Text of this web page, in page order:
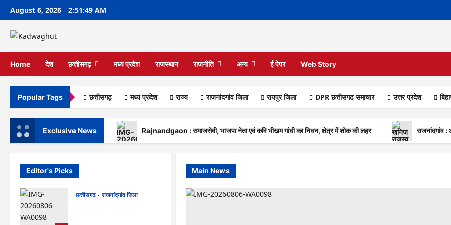
Skip
content
August 6, 2026 2:51:50 AM
Home देश छत्तीसगढ़ मध्य प्रदेश राजस्थान राजनीति अन्य ई पेपर Web Story
Popular Tags छत्तीसगढ़ मध्य प्रदेश राज्‍य राजनांदगांव जिला रायपुर जिला DPR छत्तीसगढ समाचार उत्तर प्रदेश
Exclusive News Rajnandgaon : समाजसेवी, भाजपा नेता एवं कवि भीखम गांधी का निधन, क्षेत्र में शोक की लहर राजनांदगांव :
Editor's Picks
छत्तीसगढ़
राजनांदगांव जिला
Main News